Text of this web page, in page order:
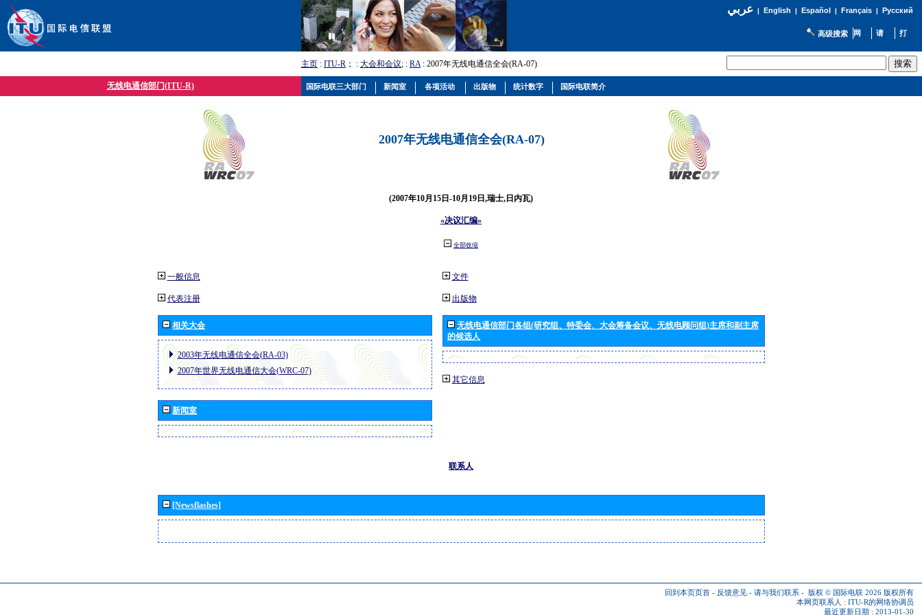
عربي| English | Español | Français| Русский
高级搜索
主页 : ITU-R ； : 大会和会议; : RA: 2007年无线电通信全会(RA-07)
无线电通信部门(ITU-R)
2007年无线电通信全会(RA-07)
(2007年10月15日-10月19日,瑞士,日内瓦)
«决议汇编»
全部收缩
一般信息
代表注册
相关大会
2003年无线电通信全会(RA-03)
2007年世界无线电通信大会(WRC-07)
新闻室
文件
出版物
无线电通信部门各组(研究组、特委会、大会筹备会议、无线电顾问组)主席和副主席
的候选人
其它信息
联系人
[Newsflashes]
回到本页页首 - 反馈意见 - 请与我们联系 - 版权 © 国际电联 2026 版权所有
本网页联系人 : ITU-R的网络协调员
最近更新日期 : 2013-01-30
国际电联三大部门 新闻室 各项活动 出版物 统计数字 国际电联简介